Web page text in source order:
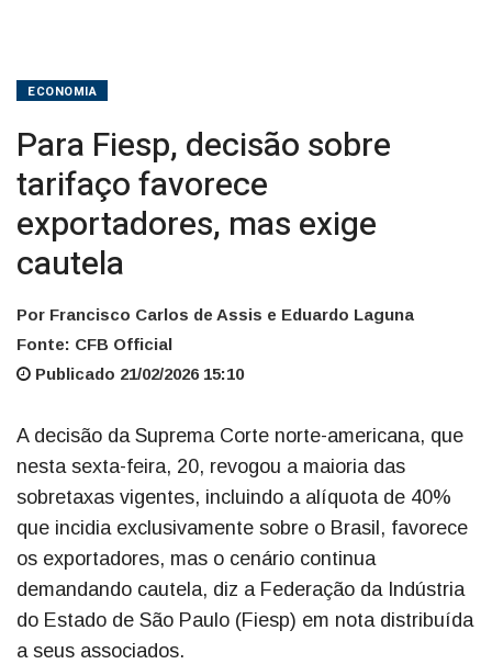
ECONOMIA
Para Fiesp, decisão sobre
tarifaço favorece
exportadores, mas exige
cautela
Por Francisco Carlos de Assis e Eduardo Laguna
Fonte: CFB Official
Publicado 21/02/2026 15:10
A decisão da Suprema Corte norte-americana, que
nesta sexta-feira, 20, revogou a maioria das
sobretaxas vigentes, incluindo a alíquota de 40%
que incidia exclusivamente sobre o Brasil, favorece
os exportadores, mas o cenário continua
demandando cautela, diz a Federação da Indústria
do Estado de São Paulo (Fiesp) em nota distribuída
a seus associados.